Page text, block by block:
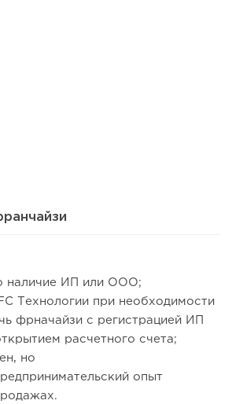
наличие ИП или ООО;
Технологии при необходимости
фрначайзи с регистрацией ИП
расчетного счета;
но
опыт